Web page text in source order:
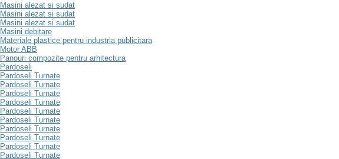
Masini alezat si sudat
Masini alezat si sudat
Masini alezat si sudat
Masini debitare
Materiale plastice pentru industria publicitara
Motor ABB
Panouri compozite pentru arhitectura
Pardoseli
Pardoseli Turnate
Pardoseli Turnate
Pardoseli Turnate
Pardoseli Turnate
Pardoseli Turnate
Pardoseli Turnate
Pardoseli Turnate
Pardoseli Turnate
Pardoseli Turnate
Pardoseli Turnate